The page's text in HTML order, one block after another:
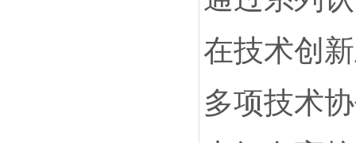
在技术创
多项技术